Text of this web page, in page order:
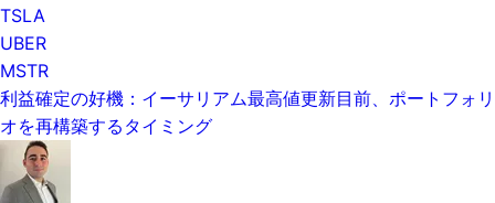
TSLA
UBER
MSTR
利益確定の好機：イーサリアム最高値更新目前、ポートフォリ
オを再構築するタイミング